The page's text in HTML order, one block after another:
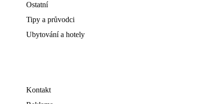
Ostatní
Tipy a průvodci
Ubytování a hotely
Kontakt